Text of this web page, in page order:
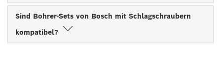
Sind Bohrer-Sets von Bosch mit Schlagschraubern
kompatibel?